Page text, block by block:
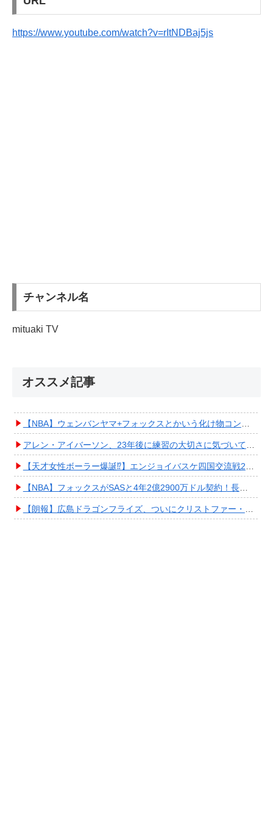
https://www.youtube.com/watch?v=rItNDBaj5js
チャンネル名
mituaki TV
オススメ記事
【NBA】ウェンバンヤマ+フォックスとかいう化け物コンビが爆誕してしまうwwwwwwwwww
アレン・アイバーソン、23年後に練習の大切さに気づいてしまうwwwwwwwwwwww
【天才女性ボーラー爆誕⁉︎】エンジョイバスケ四国交流戦2025 in 香川③ #エアボーズ #427
【NBA】フォックスがSASと4年2億2900万ドル契約！長期確保しPO進出へ期待高まる
【朗報】広島ドラゴンフライズ、ついにクリストファー・スミス獲得キタ━━━━(ﾟ∀ﾟ)━━━━!!